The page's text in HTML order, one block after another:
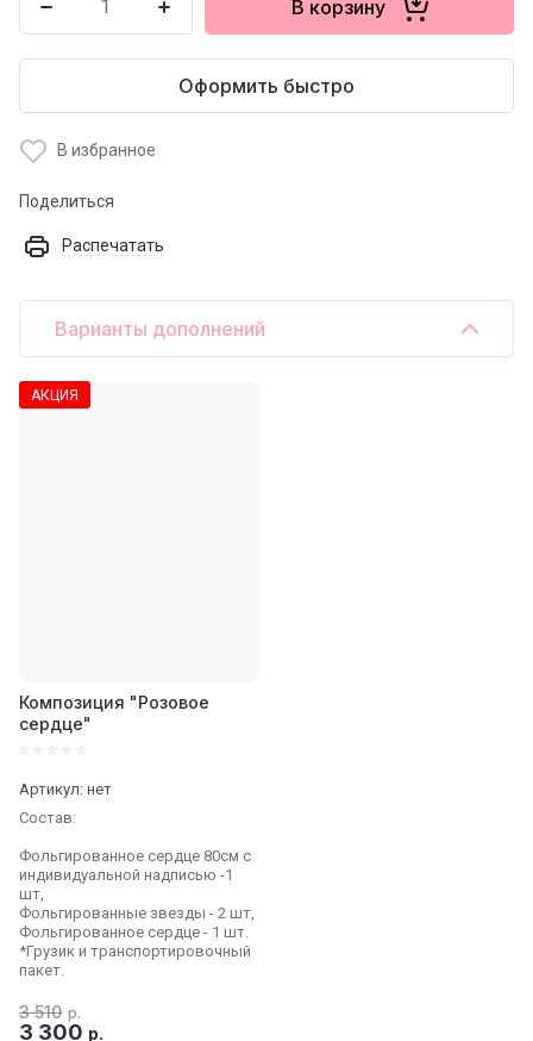
В корзину
Оформить быстро
В избранное
Поделиться
Распечатать
Варианты дополнений
АКЦИЯ
Композиция "Розовое
сердце"
Артикул: нет
Состав:
Фольгированное сердце 80см с
индивидуальной надписью -1
шт,
Фольгированные звезды - 2 шт,
Фольгированное сердце - 1 шт.
*Грузик и транспортировочный
пакет.
3 510 р.
3 300 р.